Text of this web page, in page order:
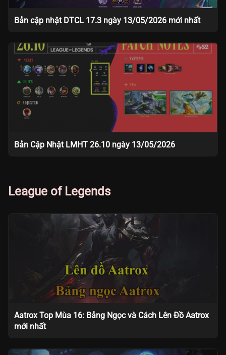
Bản cập nhật DTCL 17.3 ngày 13/05/2026 mới nhất
Bản Cập Nhật LMHT 26.10 ngày 13/05/2026
League of Legends
Aatrox Top Mùa 16: Bảng Ngọc và Cách Lên Đồ Aatrox
mới nhất